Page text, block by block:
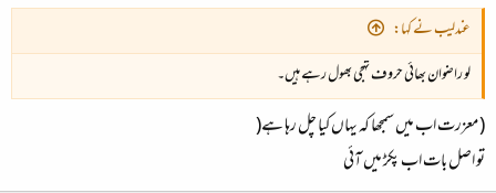
عندلیب نے کہا:
لو راضوان بھائی حروف تہجی بھول رہے ہیں‌۔
( معزرت اب میں سمجھا کہ یہاں کیا چل رہا ہے(
تو اصل بات اب پکڑ میں آئی